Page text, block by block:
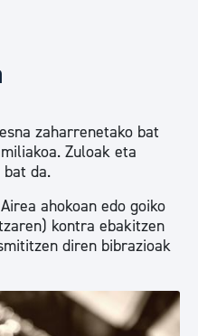
zaharrenetako bat
Zuloak eta
da.
ahokoan edo goiko
kontra ebakitzen
diren bibrazioak